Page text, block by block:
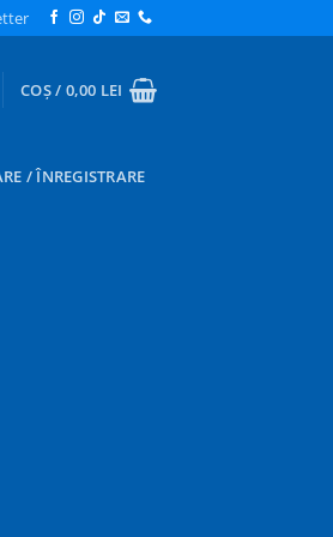
COȘ / 0,00 LEI
/ ÎNREGISTRARE